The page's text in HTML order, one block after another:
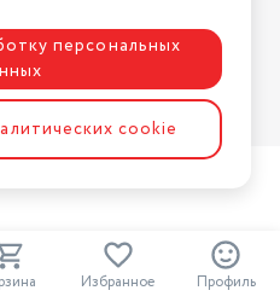
Избранное Профиль
ASTDESIGN
персональных
cookie